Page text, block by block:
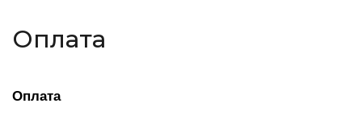
Оплата
Оплата